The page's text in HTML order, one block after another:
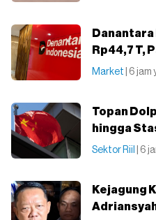
Rp44,7 T,
Market | 6
Topan
hingga
Sektor Riil | 6
Kejagung